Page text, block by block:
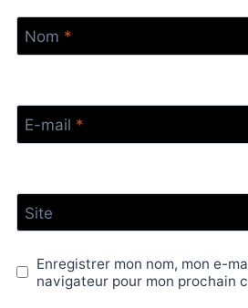
Nom *
E-mail *
Site
Enregistrer mon nom, mon e-
navigateur pour mon prochain